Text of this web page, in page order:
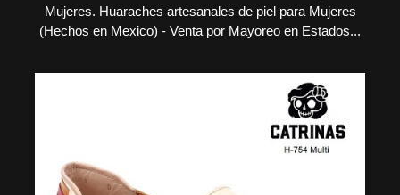
Mujeres. Huaraches artesanales de piel para Mujeres
(Hechos en Mexico) - Venta por Mayoreo en Estados...